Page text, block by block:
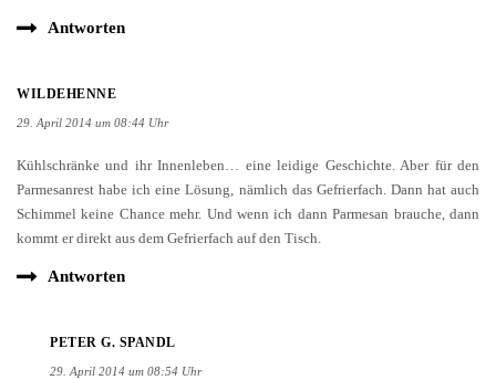
Antworten
WILDEHENNE
29. April 2014 um 08:44 Uhr
Kühlschränke und ihr Innenleben… eine leidige Geschichte. Aber für den
Parmesanrest habe ich eine Lösung, nämlich das Gefrierfach. Dann hat auch
Schimmel keine Chance mehr. Und wenn ich dann Parmesan brauche, dann
kommt er direkt aus dem Gefrierfach auf den Tisch.
Antworten
PETER G. SPANDL
29. April 2014 um 08:54 Uhr